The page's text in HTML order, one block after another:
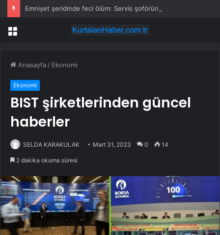
Menü
Anasayfa / Ekonomi
Ekonomi
BIST şirketlerinden güncel
haberler
SELDA KARAKULAK Mart 31, 2023 0 14
2 dakika okuma süresi